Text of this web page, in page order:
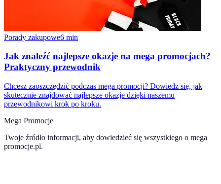
Porady zakupowe6 min
Jak znaleźć najlepsze okazje na mega promocjach?
Praktyczny przewodnik
Chcesz zaoszczędzić podczas mega promocji? Dowiedz się, jak
skutecznie znajdować najlepsze okazje dzięki naszemu
przewodnikowi krok po kroku.
Mega Promocje
Twoje źródło informacji, aby dowiedzieć się wszystkiego o mega
promocje.pl.